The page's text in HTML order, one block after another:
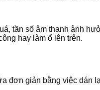
tần số âm thanh ảnh
hay làm ổ lên trên.
đơn giản bằng việc dán